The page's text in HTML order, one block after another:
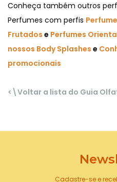
Conheça também outros
Perfumes com perfis
Frutados e Perfumes
nossos Body Splashes e
promocionais
<\Voltar a lista do Guia
Cadastre-se e